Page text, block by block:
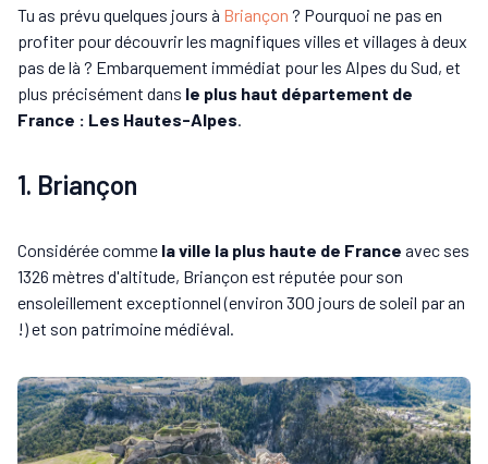
Tu as prévu quelques jours à Briançon ? Pourquoi ne pas en
profiter pour découvrir les magnifiques villes et villages à deux
pas de là ? Embarquement immédiat pour les Alpes du Sud, et
plus précisément dans le plus haut département de
France : Les Hautes-Alpes
1. Briançon
Considérée comme la ville la plus haute de France avec ses
1326 mètres d'altitude, Briançon est réputée pour son
ensoleillement exceptionnel (environ 300 jours de soleil par an
!) et son patrimoine médiéval.